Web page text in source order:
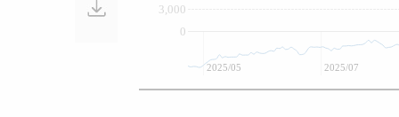
0
3,000
2025/05 2025/07